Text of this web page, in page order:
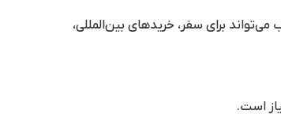
برای سفر، خریدهای بین‌المللی،